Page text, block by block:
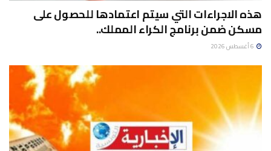
هذه الاجراءات التي سيتم اعتمادها للحصول على
مسكن ضمن برنامج الكراء المملك..